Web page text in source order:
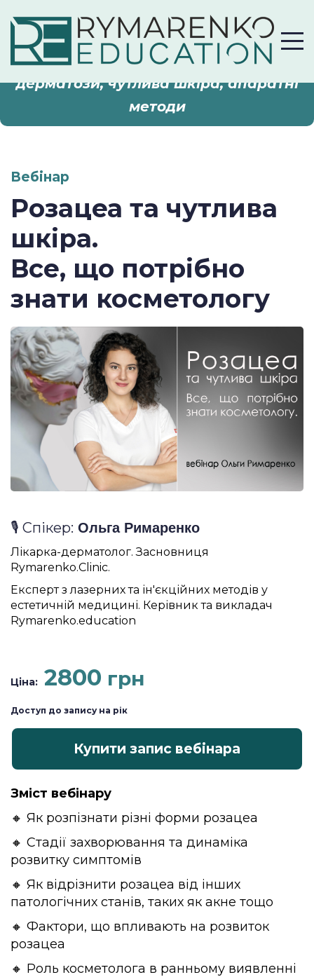
теми:
дерматологія, косметологія,
естетична медицина, розацеа,
дерматози,чутлива шкіра,апаратні
методи
Вебінар
Розацеа та чутлива
шкіра.
Все, що потрібно
знати косметологу
🎙️ Спікер: Ольга Римаренко
Лікарка-дерматолог. Засновниця
Rymarenko.Clinic.
Експерт з лазерних та ін'єкційних методів у
естетичній медицині. Керівник та викладач
Rymarenko.education
Ціна: 2800 грн
Доступ до запису на рік
Купити запис вебінара
Зміст вебінару
🔸 Як розпізнати різні форми розацеа
🔸 Стадії захворювання та динаміка
розвитку симптомів
🔸 Як відрізнити розацеа від інших
патологічних станів, таких як акне тощо
🔸 Фактори, що впливають на розвиток
розацеа
🔸 Роль косметолога в ранньому виявленні